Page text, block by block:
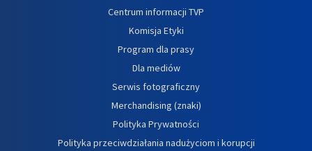
Centrum informacji TVP
Komisja Etyki
Program dla prasy
Dla mediów
Serwis fotograficzny
Merchandising (znaki)
Polityka Prywatności
Polityka przeciwdziałania nadużyciom i korupcji